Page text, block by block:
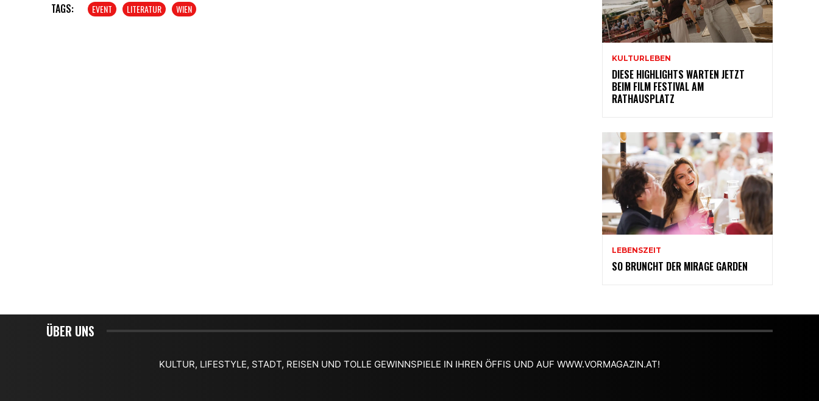
TAGS: EVENT LITERATUR WIEN
KULTURLEBEN
DIESE HIGHLIGHTS WARTEN JETZT
BEIM FILM FESTIVAL AM
RATHAUSPLATZ
LEBENSZEIT
SO BRUNCHT DER MIRAGE GARDEN
ÜBER UNS
KULTUR, LIFESTYLE, STADT, REISEN UND TOLLE GEWINNSPIELE IN IHREN ÖFFIS UND AUF WWW.VORMAGAZIN.AT!